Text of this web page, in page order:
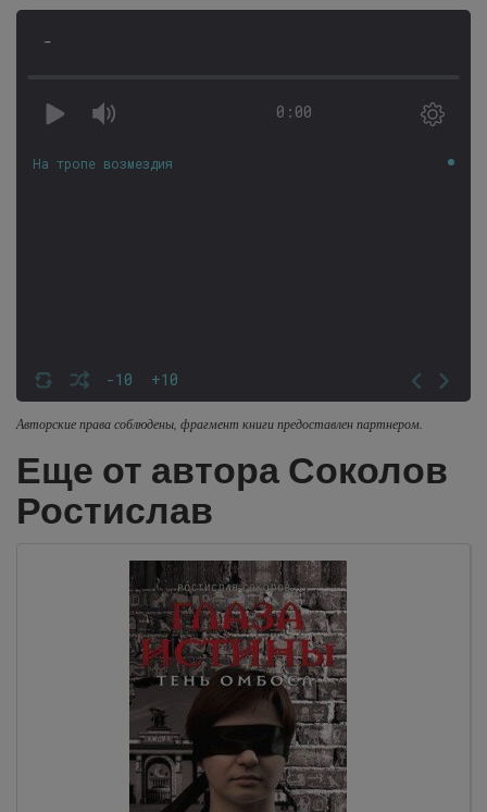
-
0:00
-10 +10
На тропе возмездия
Авторские права соблюдены, фрагмент книги предоставлен партнером.
Еще от автора Соколов
Ростислав